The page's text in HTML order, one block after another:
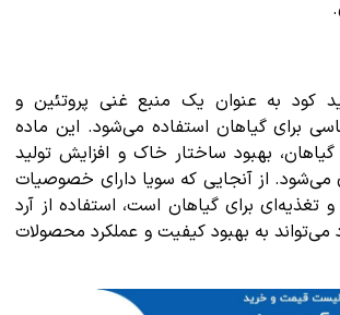
کود به عنوان یک منبع غنی پروتئین و
برای گیاهان استفاده می‌شود. این ماده
بهبود ساختار خاک و افزایش تولید
از آنجایی که سویا دارای خصوصیات
برای گیاهان است، استفاده از آرد
می‌تواند به بهبود کیفیت و عملکرد محصولات